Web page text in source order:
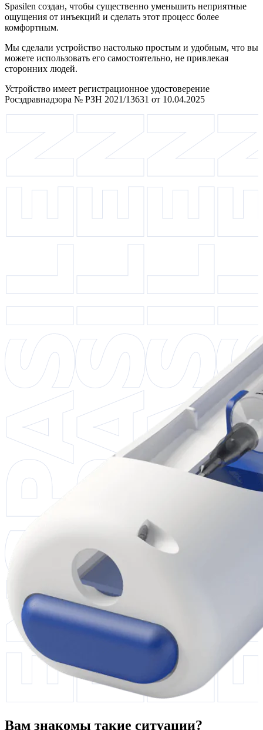
Spasilen создан, чтобы существенно уменьшить неприятные
ощущения от инъекций и сделать этот процесс более
комфортным.
Мы сделали устройство настолько простым и удобным, что вы
можете использовать его самостоятельно, не привлекая
сторонних людей.
Устройство имеет регистрационное удостоверение
Росздравнадзора № РЗН 2021/13631 от 10.04.2025
Вам знакомы такие ситуации?